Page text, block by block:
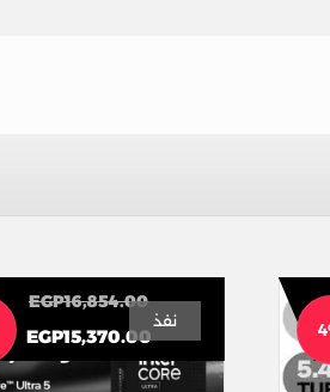
EGP16,854.00
EGP15,370.00
نفذ